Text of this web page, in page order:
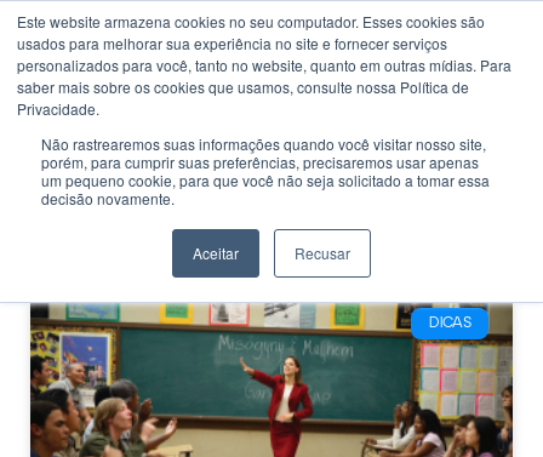
Este website armazena cookies no seu computador. Esses cookies são
usados ​​para melhorar sua experiência no site e fornecer serviços
personalizados para você, tanto no website, quanto em outras mídias. Para
saber mais sobre os cookies que usamos, consulte nossa Política de
Privacidade.
Não rastrearemos suas informações quando você visitar nosso site,
porém, para cumprir suas preferências, precisaremos usar apenas
um pequeno cookie, para que você não seja solicitado a tomar essa
decisão novamente.
Aceitar Recusar
CATEGORIA
Filmes sobre
professores
DICAS